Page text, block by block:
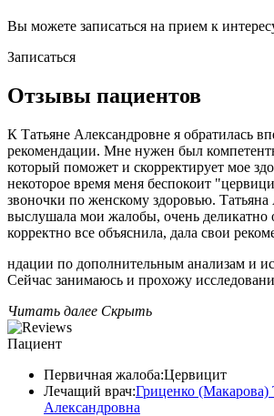
Вы можете записаться на прием к
Записаться
Отзывы пациентов
К Татьяне Александровне я обратилась
рекомендации. Мне нужен был
который поможет и скорректирует мое
некоторое время меня беспокоит
звоночки по женскому здоровью. Татьяна
выслушала мои жалобы, очень деликатно
корректно все объяснила, дала свои
ндации по дополнительным анализам​ и
Сейчас занимаюсь и прохожу
Читать далее Скрыть
Пациент
Первичная жалоба:Цервицит
Лечащий врач:Гриценко (Макарова)
Александровна